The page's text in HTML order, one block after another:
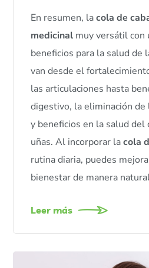
En resumen, lacola de
medicinal muy versátil con
beneficios para la salud de
van desde el
las articulaciones hasta
digestivo, la eliminación
y beneficios en la salud del
uñas. Al incorporar lacola
rutina diaria, puedes
bienestar de manera
Leer más